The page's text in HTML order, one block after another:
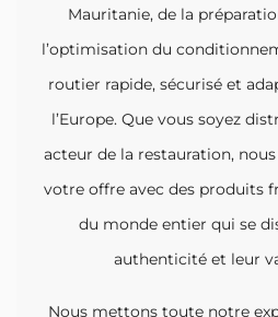
Mauritanie, de la
l’optimisation du
routier rapide, sécurisé et
l’Europe. Que vous soyez
acteur de la restauration,
votre offre avec des produits
du monde entier qui se
authenticité et leur
Nous mettons toute notre